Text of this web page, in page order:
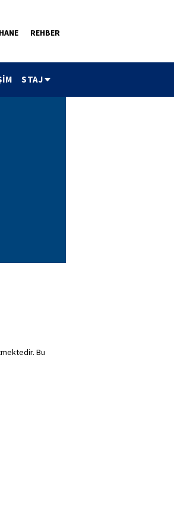
REHBER
STAJ
Bu